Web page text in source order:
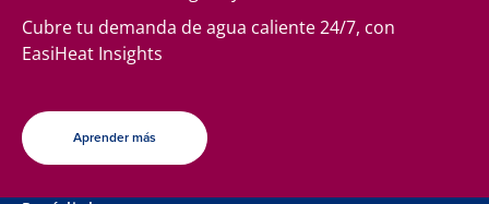
Cubre tu demanda de agua caliente 24/7, con
EasiHeat Insights
Aprender más